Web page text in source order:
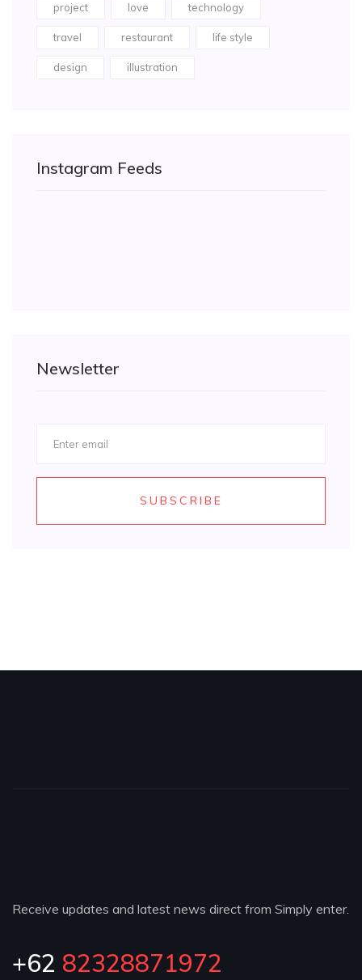
project love technology
travel restaurant life style
design illustration
Instagram Feeds
Newsletter
SUBSCRIBE
Receive updates and latest news direct from Simply enter.
+62 82328871972